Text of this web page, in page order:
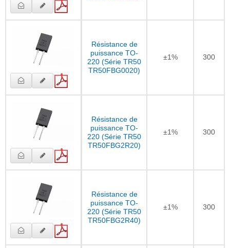
Résistance de
puissance TO-
220 (Série TR50
TR50FBG0020)
±1% 300
Résistance de
puissance TO-
220 (Série TR50
TR50FBG2R20)
±1% 300
Résistance de
puissance TO-
220 (Série TR50
TR50FBG2R40)
±1% 300